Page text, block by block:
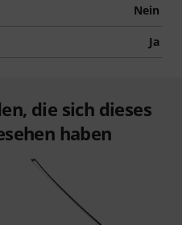
Nein
Ja
die sich dieses
haben